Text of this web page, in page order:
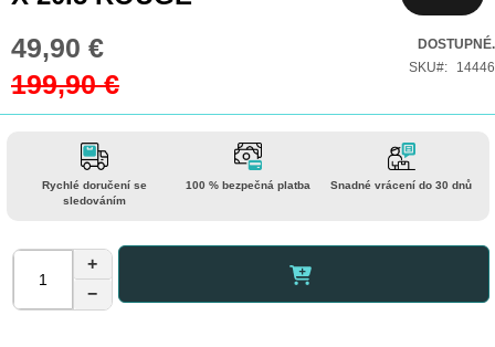
Special
Price
49,90 €
199,90 €
DOSTUPNÉ.
SKU
14446
Rychlé doručení se
sledováním
100 % bezpečná platba Snadné vrácení do 30 dnů
+
−